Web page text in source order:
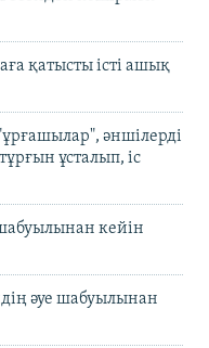
қатысты істі ашық
әншілерді
ұсталып, іс
кейін
әуе шабуылынан